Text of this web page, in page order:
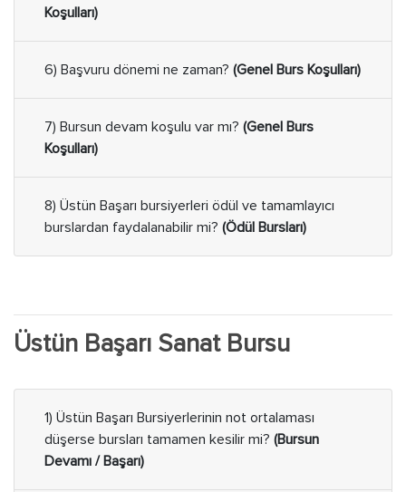
Koşulları)
6) Başvuru dönemi ne zaman? (Genel Burs Koşulları)
7) Bursun devam koşulu var mı? (Genel Burs
Koşulları)
8) Üstün Başarı bursiyerleri ödül ve tamamlayıcı
burslardan faydalanabilir mi? (Ödül Bursları)
Üstün Başarı Sanat Bursu
1) Üstün Başarı Bursiyerlerinin not ortalaması
düşerse bursları tamamen kesilir mi? (Bursun
Devamı / Başarı)